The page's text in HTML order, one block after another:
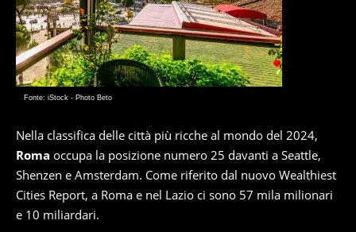
Fonte: iStock - Photo Beto
Nella classifica delle città più ricche al mondo del 2024,
Roma occupa la posizione numero 25 davanti a Seattle,
Shenzen e Amsterdam. Come riferito dal nuovo Wealthiest
Cities Report, a Roma e nel Lazio ci sono 57 mila milionari
e 10 miliardari.